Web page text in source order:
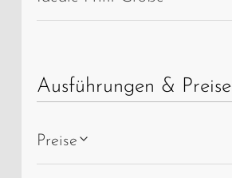
Ausführungen & Preise
Preise